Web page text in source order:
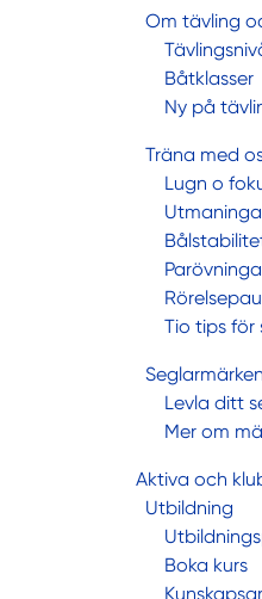
Om tävling
Båtklasser
Ny på
Träna med
Lugn o
Tio tips för
Seglarmärken
Levla ditt
Mer om
Aktiva och
Utbildning
Boka kurs